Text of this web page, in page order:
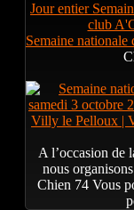
Jour entier
club
Semaine nationale
A l’occasion de
nous
Chien 74 Vous